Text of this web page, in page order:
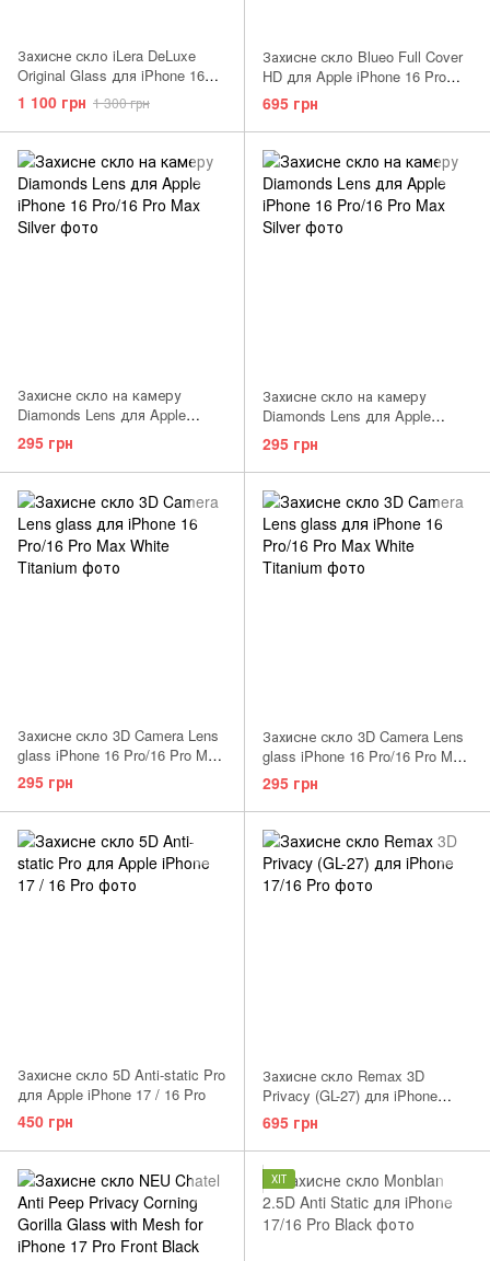
Захисне скло iLera DeLuxe
Original Glass для iPhone 16
Pro
1 100 грн 1 300 грн
Захисне скло Blueo Full Cover
HD для Apple iPhone 16 Pro
Black
695 грн
Захисне скло на камеру
Diamonds Lens для Apple
iPhone 16 Pro/16 Pro Max White
295 грн
Захисне скло на камеру
Diamonds Lens для Apple
iPhone 16 Pro/16 Pro Max Silver
295 грн
Захисне скло 3D Camera Lens
glass iPhone 16 Pro/16 Pro Max
Black Titanium
295 грн
Захисне скло 3D Camera Lens
glass iPhone 16 Pro/16 Pro Max
Natural Titanium
295 грн
Захисне скло 5D Anti-static Pro
для Apple iPhone 17 / 16 Pro
450 грн
Захисне скло Remax 3D
Privacy (GL-27) для iPhone
17/16 Pro
695 грн
ХІТ